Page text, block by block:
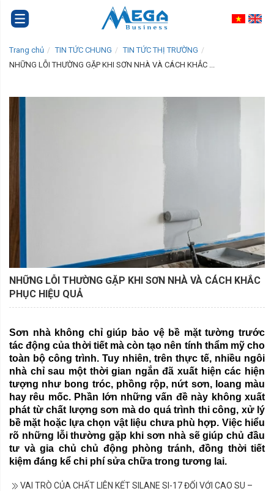
Trang chủ TIN TỨC CHUNG
TIN TỨC THỊ TRƯỜNG
NHỮNG LỖI THƯỜNG GẶP KHI SƠN NHÀ VÀ CÁCH KHẮC ...
NHỮNG LỖI THƯỜNG GẶP KHI SƠN NHÀ VÀ CÁCH KHẮC
PHỤC HIỆU QUẢ
Sơn nhà không chỉ giúp bảo vệ bề mặt tường trước
tác động của thời tiết mà còn tạo nên tính thẩm mỹ cho
toàn bộ công trình. Tuy nhiên, trên thực tế, nhiều ngôi
nhà chỉ sau một thời gian ngắn đã xuất hiện các hiện
tượng như bong tróc, phồng rộp, nứt sơn, loang màu
hay rêu mốc. Phần lớn những vấn đề này không xuất
phát từ chất lượng sơn mà do quá trình thi công, xử lý
bề mặt hoặc lựa chọn vật liệu chưa phù hợp. Việc hiểu
rõ những lỗi thường gặp khi sơn nhà sẽ giúp chủ đầu
tư và gia chủ chủ động phòng tránh, đồng thời tiết
kiệm đáng kể chi phí sửa chữa trong tương lai.
VAI TRÒ CỦA CHẤT LIÊN KẾT SILANE SI-17 ĐỐI VỚI CAO SU –